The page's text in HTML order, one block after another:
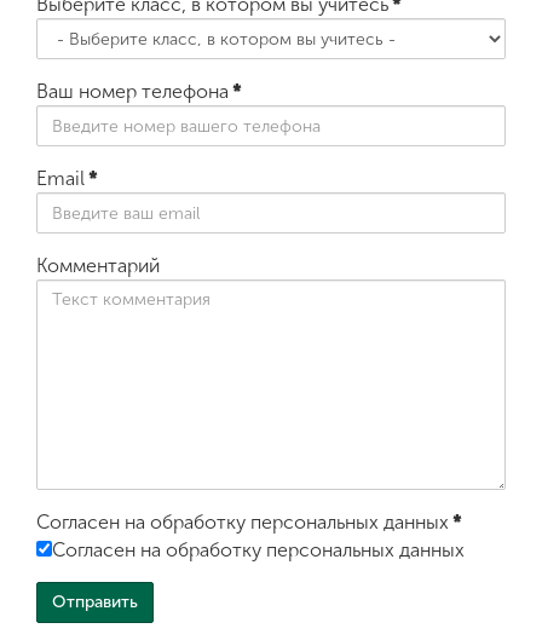
Ваш номер телефона *
Email*
Комментарий
Согласен на обработку персональных данных *
Согласен на обработку персональных данных